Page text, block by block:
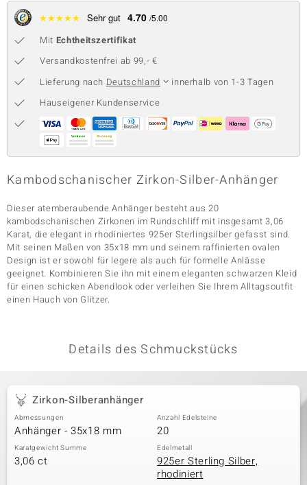
Collection
BY DE MELO
Collection
Classics
★★★★★ Sehr gut 4.70 /5.00
Mit Echtheitszertifikat
Versandkostenfrei ab 99,- €
Lieferung nach Deutschland
innerhalb von 1-3 Tagen
Hauseigener Kundenservice
Kambodschanischer Zirkon-Silber-Anhänger
Dieser atemberaubende Anhänger besteht aus 20
kambodschanischen Zirkonen im Rundschliff mit insgesamt 3,06
Karat, die elegant in rhodiniertes 925er Sterlingsilber gefasst sind.
Mit seinen Maßen von 35x18 mm und seinem raffinierten ovalen
Design ist er sowohl für legere als auch für formelle Anlässe
geeignet. Kombinieren Sie ihn mit einem eleganten schwarzen Kleid
für einen schicken Abendlook oder verleihen Sie Ihrem Alltagsoutfit
einen Hauch von Glitzer.
Details des Schmuckstücks
Zirkon-Silberanhänger
Abmessungen
Anhänger - 35x18 mm
Anzahl Edelsteine
20
Karatgewicht Summe
3,06 ct
Edelmetall
925er Sterling Silber,
rhodiniert